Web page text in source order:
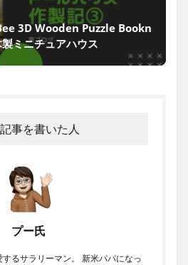
3D Wooden Puzzle Bookn
ミニチュアハウス
事を書いた人
プー氏
るサラリーマン。 新米パパになっ